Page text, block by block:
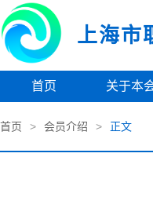
上海市
首页 关于本
首页 > 会员介绍 > 正文